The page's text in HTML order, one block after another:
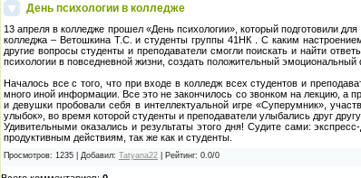
День психологии в колледже
13 апреля в колледже прошел «День психологии», который подготовили
колледжа – Ветошкина Т.С. и студенты группы 41НК . С каким
другие вопросы студенты и преподаватели смогли поискать и найти
психологии в повседневной жизни, создать положительный эмоциональный
Началось все с того, что при входе в колледж всех студентов и
много иной информации. Все это не закончилось со звонком на лекцию, а
и девушки пробовали себя в интеллектуальной игре «Суперумник»,
улыбок», во время которой студенты и преподаватели улыбались друг
Удивительными оказались и результаты этого дня! Судите сами:
продуктивным действиям, так же как и студенты.
Просмотров: 1235| Добавил: Tatyana22 Рейтинг: 0.0/0